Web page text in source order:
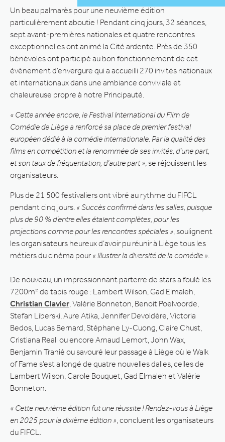
Un beau palmarès pour une neuvième édition
particulièrement aboutie ! Pendant cinq jours, 32 séances,
sept avant-premières nationales et quatre rencontres
exceptionnelles ont animé la Cité ardente. Près de 350
bénévoles ont participé au bon fonctionnement de cet
évènement d’envergure qui a accueilli 270 invités nationaux
et internationaux dans une ambiance conviviale et
chaleureuse propre à notre Principauté.
« Cette année encore, le Festival International du Film de
Comédie de Liège a renforcé sa place de premier festival
européen dédié à la comédie internationale. Par la qualité des
films en compétition et la renommée de ses invités, d’une part,
et son taux de fréquentation, d’autre part » , se réjouissent les
organisateurs.
Plus de 21 500 festivaliers ont vibré au rythme du FIFCL
pendant cinq jours. « Succès confirmé dans les salles, puisque
plus de 90 % d’entre elles étaient complètes, pour les
projections comme pour les rencontres spéciales » , soulignent
les organisateurs heureux d’avoir pu réunir à Liège tous les
métiers du cinéma pour « illustrer la diversité de la comédie »
De nouveau, un impressionnant parterre de stars a foulé les
7200m² de tapis rouge : Lambert Wilson, Gad Elmaleh,
Christian Clavier , Valérie Bonneton, Benoit Poelvoorde,
Stefan Liberski, Aure Atika, Jennifer Devoldère, Victoria
Bedos, Lucas Bernard, Stéphane Ly-Cuong, Claire Chust,
Cristiana Reali ou encore Arnaud Lemort, John Wax,
Benjamin Tranié ou savouré leur passage à Liège où le Walk
of Fame s’est allongé de quatre nouvelles dalles, celles de
Lambert Wilson, Carole Bouquet, Gad Elmaleh et Valérie
Bonneton.
« Cette neuvième édition fut une réussite ! Rendez-vous à Liège
en 2025 pour la dixième édition » , concluent les organisateurs
du FIFCL.